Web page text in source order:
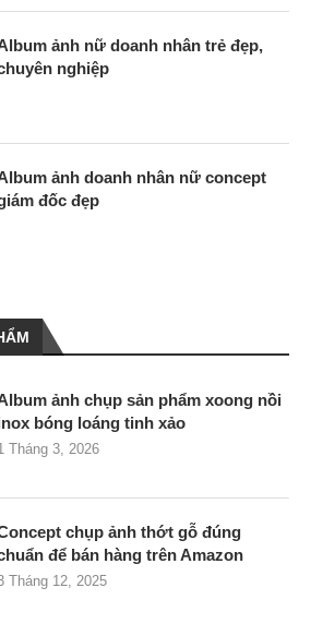
ảnh nữ doanh nhân trẻ đẹp,
nghiệp
ảnh doanh nhân nữ concept
đốc đẹp
ảnh chụp sản phẩm xoong nồi
bóng loáng tinh xảo
Tháng 3, 2026
chụp ảnh thớt gỗ đúng
để bán hàng trên Amazon
Tháng 12, 2025